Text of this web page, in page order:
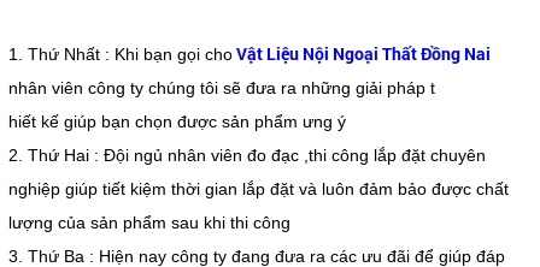
1. Thứ Nhất : Khi bạn gọi choVật Liệu Nội Ngoại Thất Đồng Nai
nhân viên công ty chúng tôi sẽ đưa ra những giải pháp t
hiết kế giúp bạn chọn được sản phẩm ưng ý
2. Thứ Hai : Đội ngủ nhân viên đo đạc ,thi công lắp đặt chuyên
nghiệp giúp tiết kiệm thời gian lắp đặt và luôn đảm bảo được chất
lượng của sản phẩm sau khi thi công
3. Thứ Ba : Hiện nay công ty đang đưa ra các ưu đãi để giúp đáp